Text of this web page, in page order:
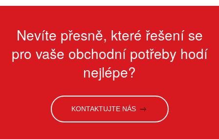
Nevíte přesně, které řešení se
pro vaše obchodní potřeby hodí
nejlépe?
KONTAKTUJTE NÁS